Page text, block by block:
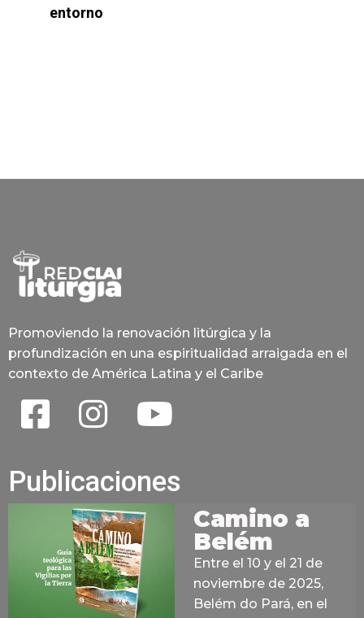
entorno
Promoviendo la renovación litúrgica y la
profundización en una espiritualidad arraigada en el
contexto de América Latina y el Caribe
Publicaciones
Camino a
Belém
Entre el 10 y el 21 de
noviembre de 2025,
Belém do Pará, en el